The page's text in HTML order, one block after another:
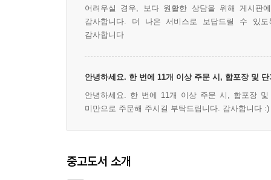
어려우실 경우, 보다 원활한 상담을 위해 게시판
감사합니다. 더 나은 서비스로 보답드릴 수 있도
감사합니다
안녕하세요. 한 번에 11개 이상 주문 시, 합포장 및
안녕하세요. 한 번에 11개 이상 주문 시, 합포장
미만으로 주문해 주시길 부탁드립니다. 감사합니다 :)
중고도서 소개